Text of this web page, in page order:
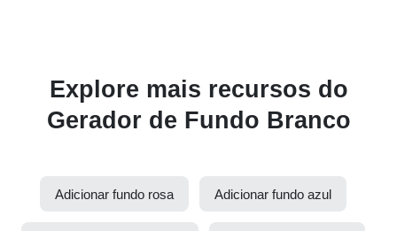
Explore mais recursos do
Gerador de Fundo Branco
Adicionar fundo rosa Adicionar fundo azul